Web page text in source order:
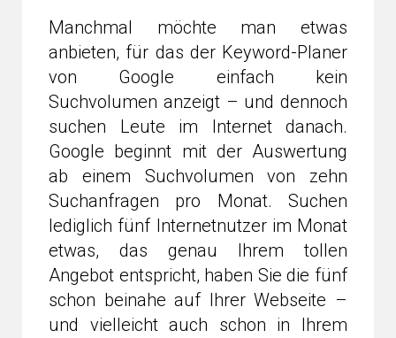
Manchmal möchte man etwas
anbieten, für das der Keyword-Planer
von Google einfach kein
Suchvolumen anzeigt – und dennoch
suchen Leute im Internet danach.
Google beginnt mit der Auswertung
ab einem Suchvolumen von zehn
Suchanfragen pro Monat. Suchen
lediglich fünf Internetnutzer im Monat
etwas, das genau Ihrem tollen
Angebot entspricht, haben Sie die fünf
schon beinahe auf Ihrer Webseite –
und vielleicht auch schon in Ihrem